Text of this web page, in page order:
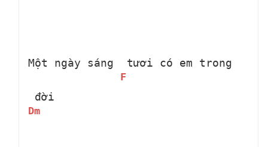
Một ngày sáng
F
tươi có em trong
Dm
đời